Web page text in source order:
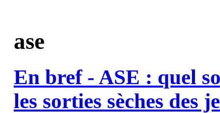
ase
En bref - ASE : quel
les sorties sèches des